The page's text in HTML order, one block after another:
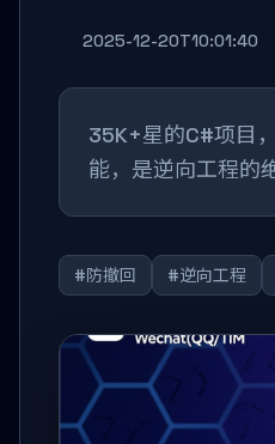
2025-12-20T10:01:40
35K+星的C#项目
能，是逆向工程的
#防撤回 #逆向工程